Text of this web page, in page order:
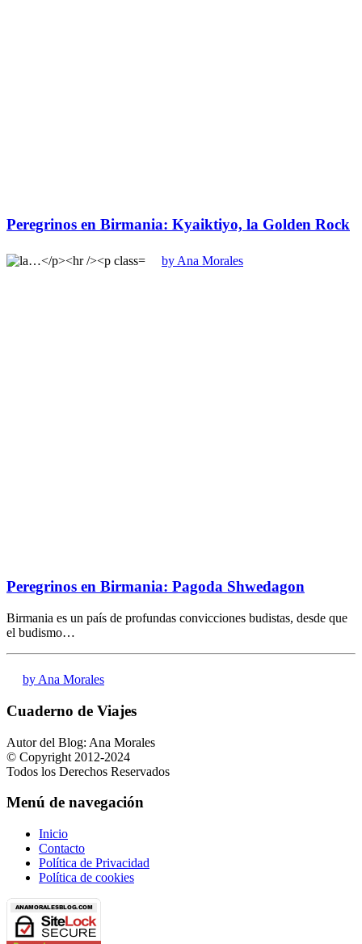
Peregrinos en Birmania: Kyaiktiyo, la Golden Rock
by Ana Morales
Peregrinos en Birmania: Pagoda Shwedagon
Birmania es un país de profundas convicciones budistas, desde que
el budismo…
by Ana Morales
Cuaderno de Viajes
Autor del Blog: Ana Morales
© Copyright 2012-2024
Todos los Derechos Reservados
Menú de navegación
Inicio
Contacto
Política de Privacidad
Política de cookies